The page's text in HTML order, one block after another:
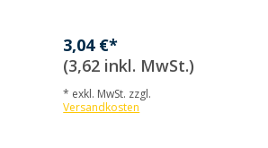
3,04 €*
(3,62 inkl. MwSt.)
* exkl. MwSt. zzgl.
Versandkosten